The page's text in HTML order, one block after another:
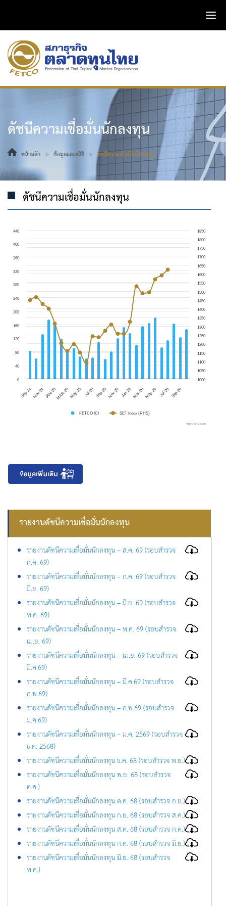
ดัชนีความเชื่อมั่นนักลงทุน
หน้าหลัก > ข้อมูลและสถิติ > ดัชนีความเชื่อมั่นนักลงทุน
ดัชนีความเชื่อมั่นนักลงทุน
FETCO ICI SET Index (RHS)
Sep-24Nov-24JAN-25MAR-25May-25 Jul-25Sep-25Nov-25 Jan-26Mar-26May-26 Jul-26 Sep-26
1000
1050
1100
1150
1200
1250
1300
1350
1400
1450
1500
1550
1600
1650
1700
1750
1800
1850
0
40
80
120
160
200
240
280
320
360
400
440
Highcharts.com
รายงานดัชนีความเชื่อมั่นนักลงทุน
รายงานดัชนีความเชื่อมั่นนักลงทุน – ส.ค. 69 (รอบสำรวจ
ก.ค. 69)
รายงานดัชนีความเชื่อมั่นนักลงทุน – ก.ค. 69 (รอบสำรวจ
มิ.ย. 69)
รายงานดัชนีความเชื่อมั่นนักลงทุน – มิ.ย. 69 (รอบสำรวจ
พ.ค. 69)
รายงานดัชนีความเชื่อมั่นนักลงทุน – พ.ค. 69 (รอบสำรวจ
เม.ย. 69)
รายงานดัชนีความเชื่อมั่นนักลงทุน – เม.ย. 69 (รอบสำรวจ
มี.ค.69)
รายงานดัชนีความเชื่อมั่นนักลงทุน – มี.ค.69 (รอบสำรวจ
ก.พ.69)
รายงานดัชนีความเชื่อมั่นนักลงทุน – ก.พ.69 (รอบสำรวจ
ม.ค.69)
รายงานดัชนีความเชื่อมั่นนักลงทุน – ม.ค. 2569 (รอบสำรวจ
ธ.ค. 2568)
รายงานดัชนีความเชื่อมั่นนักลงทุน ธ.ค. 68 (รอบสำรวจ พ.ย.)
รายงานดัชนีความเชื่อมั่นนักลงทุน พ.ย. 68 (รอบสำรวจ
ต.ค.)
รายงานดัชนีความเชื่อมั่นนักลงทุน ต.ค. 68 (รอบสำรวจ ก.ย.)
รายงานดัชนีความเชื่อมั่นนักลงทุน ก.ย. 68 (รอบสำรวจ ส.ค.)
รายงานดัชนีความเชื่อมั่นนักลงทุน ส.ค. 68 (รอบสำรวจ ก.ค.)
รายงานดัชนีความเชื่อมั่นนักลงทุน ก.ค. 68 (รอบสำรวจ มิ.ย.)
รายงานดัชนีความเชื่อมั่นนักลงทุน มิ.ย. 68 (รอบสำรวจ
พ.ค.)